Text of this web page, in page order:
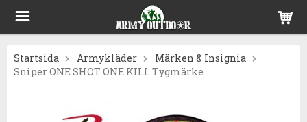
Startsida Armykläder
Märken & Insignia
Sniper ONE SHOT ONE KILL Tygmärke